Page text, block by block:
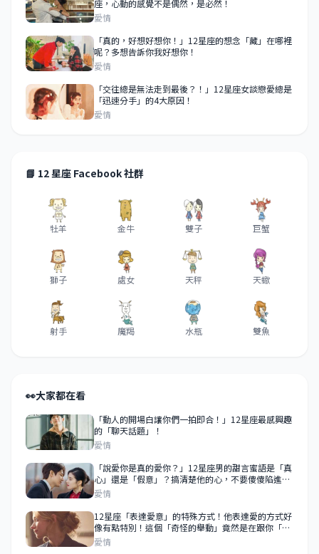
座，心動的感覺不是偶然，是必然！
愛情
「真的，好想好想你！」12星座的想念「藏」在哪裡
呢？多想告訴你我好想你！
愛情
「交往總是無法走到最後？！」12星座女談戀愛總是
「迅速分手」的4大原因！
愛情
📘 12 星座 Facebook 社群
牡羊 金牛 雙子 巨蟹
獅子 處女 天秤 天蠍
射手 魔羯 水瓶 雙魚
👀大家都在看
「動人的開場白讓你們一拍即合！」12星座最感興趣
的「聊天話題」！
愛情
「說愛你是真的愛你？」12星座男的甜言蜜語是「真
心」還是「假意」？搞清楚他的心，不要傻傻陷進愛
情裡！
愛情
12星座「表達愛意」的特殊方式！他表達愛的方式好
像有點特別！這個「奇怪的舉動」竟然是在跟你「示
愛」！
愛情